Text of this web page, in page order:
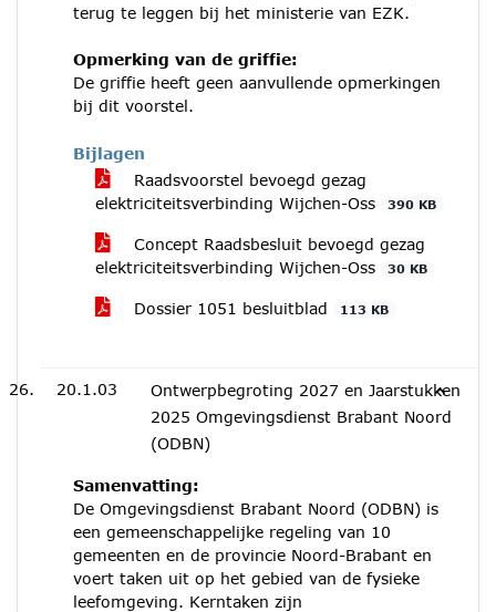
terug te leggen bij het ministerie van EZK.
Opmerking van de griffie:
De griffie heeft geen aanvullende opmerkingen
bij dit voorstel.
Bijlagen
Raadsvoorstel bevoegd gezag
elektriciteitsverbinding Wijchen-Oss
390 KB
Concept Raadsbesluit bevoegd gezag
elektriciteitsverbinding Wijchen-Oss
30 KB
Dossier 1051 besluitblad 113 KB
20.1.03
Ontwerpbegroting 2027 en Jaarstukken
2025 Omgevingsdienst Brabant Noord
(ODBN)
Samenvatting:
De Omgevingsdienst Brabant Noord (ODBN) is
een gemeenschappelijke regeling van 10
gemeenten en de provincie Noord-Brabant en
voert taken uit op het gebied van de fysieke
leefomgeving. Kerntaken zijn